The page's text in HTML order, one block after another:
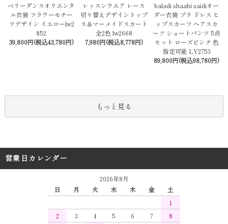
ベリーダンスオリエンタ
ル衣装 フラワーモチー
フデザイン イエローlw2
852
39,800円(税込43,780円)
レッスンウエア レース
切り替えデザイントップ
ス＆マーメイドスカート
全2色 lw2668
7,980円(税込8,778円)
baladi shaabi saidiオー
ダー衣装 ブラ ドレス ヒ
ップスカーフ ヘアスカ
ーフ ショートパンツ 5点
セット ローズピンク 色
指定可能 LY2753
89,800円(税込98,780円)
もっと見る
営業日カレンダー
2026年8月
日
月 火 水 木 金
土
1
2
3 4 5 6 7
8